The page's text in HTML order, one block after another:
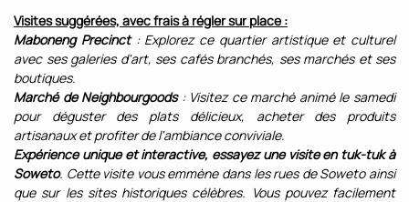
Visites suggérées, avec frais à régler sur place :
Maboneng Precinct: Explorez ce quartier artistique et culturel
avec ses galeries d'art, ses cafés branchés, ses marchés et ses
boutiques.
Marché de Neighbourgoods: Visitez ce marché animé le samedi
pour déguster des plats délicieux, acheter des produits
artisanaux et profiter de l'ambiance conviviale.
Expérience unique et interactive, essayez une visite en tuk-tuk à
Soweto. Cette visite vous emmène dans les rues de Soweto ainsi
que sur les sites historiques célèbres. Vous pouvez facilement